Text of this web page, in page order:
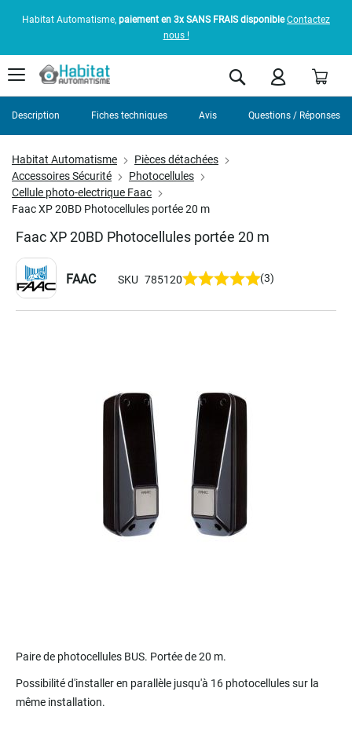
Habitat Automatisme, paiement en 3x SANS FRAIS disponible Contactez
nous !
Rechercher
Habitat Automatisme
Pièces détachées
Accessoires Sécurité
Photocellules
Cellule photo-electrique Faac
Faac XP 20BD Photocellules portée 20 m
Faac XP 20BD Photocellules portée 20 m
FAAC SKU 785120 (3)
to
beginning
of
Paire de photocellules BUS. Portée de 20 m.
Possibilité d'installer en parallèle jusqu'à 16 photocellules sur la
même installation.
Description Fiches techniques Avis Questions / Réponses